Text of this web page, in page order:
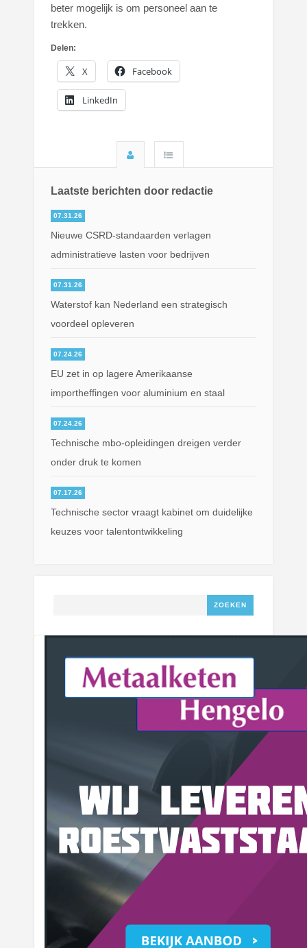
beter mogelijk is om personeel aan te
trekken.
Delen:
X Facebook
LinkedIn
Laatste berichten door redactie
07.31.26
Nieuwe CSRD-standaarden verlagen
administratieve lasten voor bedrijven
07.31.26
Waterstof kan Nederland een strategisch
voordeel opleveren
07.24.26
EU zet in op lagere Amerikaanse
importheffingen voor aluminium en staal
07.24.26
Technische mbo-opleidingen dreigen verder
onder druk te komen
07.17.26
Technische sector vraagt kabinet om duidelijke
keuzes voor talentontwikkeling